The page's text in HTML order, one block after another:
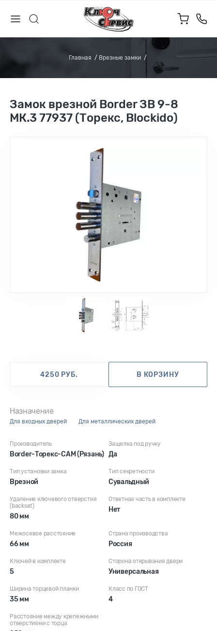
Главная Врезные замки
Замок врезной Border ЗВ 9-8
МК.3 77937 (Торекс, Blockido)
2
Назначение
для входных дверей для металлических дверей
Производитель
Border-Торекс-САМ (Рязань)
Защелка под ручку
Да
Тип установки замка
Врезной
Тип секретности
Сувальдный
Удаление ключевого отверстия
(backset)
80 мм
Ответная часть в комплекте
Нет
Межосевое расстояние
66 мм
Страна производства
Россия
Ключей в комплекте
5
Сторона открывания двери
Универсальная
Ширина торцевой планки
35 мм
Класс по ГОСТ
4
Расстояние между крепежными
отверстиями с торца
4250 РУБ. В КОРЗИНУ